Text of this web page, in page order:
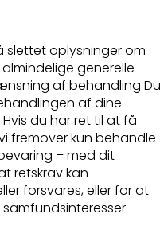
slettet oplysninger om
generelle
af behandling Du
af dine
du har ret til at få
fremover kun behandle
– med dit
retskrav kan
forsvares, eller for at